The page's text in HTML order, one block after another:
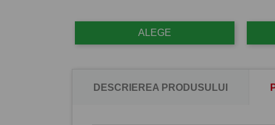
ALEGE
DESCRIEREA PRODUSULUI